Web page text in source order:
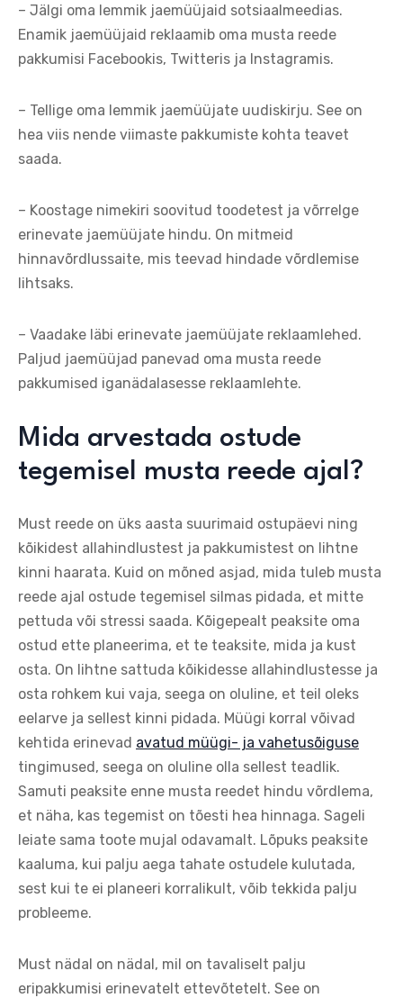
– Jälgi oma lemmik jaemüüjaid sotsiaalmeedias.
Enamik jaemüüjaid reklaamib oma musta reede
pakkumisi Facebookis, Twitteris ja Instagramis.
– Tellige oma lemmik jaemüüjate uudiskirju. See on
hea viis nende viimaste pakkumiste kohta teavet
saada.
– Koostage nimekiri soovitud toodetest ja võrrelge
erinevate jaemüüjate hindu. On mitmeid
hinnavõrdlussaite, mis teevad hindade võrdlemise
lihtsaks.
– Vaadake läbi erinevate jaemüüjate reklaamlehed.
Paljud jaemüüjad panevad oma musta reede
pakkumised iganädalasesse reklaamlehte.
Mida arvestada ostude
tegemisel musta reede ajal?
Must reede on üks aasta suurimaid ostupäevi ning
kõikidest allahindlustest ja pakkumistest on lihtne
kinni haarata. Kuid on mõned asjad, mida tuleb musta
reede ajal ostude tegemisel silmas pidada, et mitte
pettuda või stressi saada. Kõigepealt peaksite oma
ostud ette planeerima, et te teaksite, mida ja kust
osta. On lihtne sattuda kõikidesse allahindlustesse ja
osta rohkem kui vaja, seega on oluline, et teil oleks
eelarve ja sellest kinni pidada. Müügi korral võivad
kehtida erinevad avatud müügi- ja vahetusõiguse
tingimused, seega on oluline olla sellest teadlik.
Samuti peaksite enne musta reedet hindu võrdlema,
et näha, kas tegemist on tõesti hea hinnaga. Sageli
leiate sama toote mujal odavamalt. Lõpuks peaksite
kaaluma, kui palju aega tahate ostudele kulutada,
sest kui te ei planeeri korralikult, võib tekkida palju
probleeme.
Must nädal on nädal, mil on tavaliselt palju
eripakkumisi erinevatelt ettevõtetelt. See on